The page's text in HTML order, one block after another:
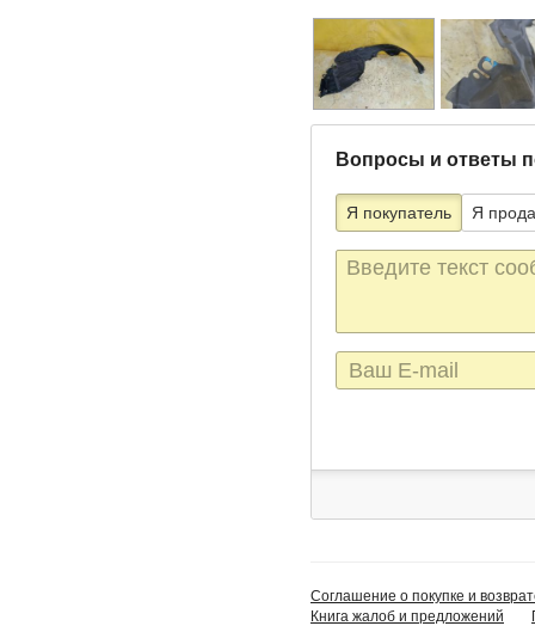
Вопросы и ответы
Я покупатель Я
Текст
сообщения
E-
mail
Соглашение о покупке и
Книга жалоб и предложений